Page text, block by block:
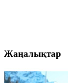
Жаңалықтар